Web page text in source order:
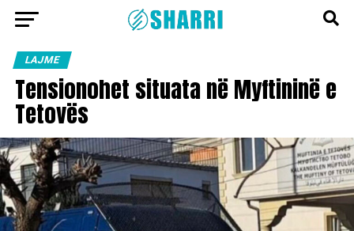
LAJME
Tensionohet situata në Myftininë e
Tetovës